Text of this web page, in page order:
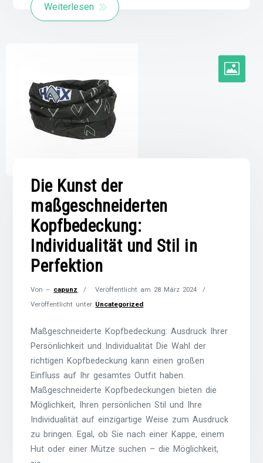
Weiterlesen
Die Kunst der
maßgeschneiderten
Kopfbedeckung:
Individualität und Stil in
Perfektion
Von – capunz Veröffentlicht am 28 März 2024
Veröffentlicht unter Uncategorized
Maßgeschneiderte Kopfbedeckung: Ausdruck Ihrer
Persönlichkeit und Individualität Die Wahl der
richtigen Kopfbedeckung kann einen großen
Einfluss auf Ihr gesamtes Outfit haben.
Maßgeschneiderte Kopfbedeckungen bieten die
Möglichkeit, Ihren persönlichen Stil und Ihre
Individualität auf einzigartige Weise zum Ausdruck
zu bringen. Egal, ob Sie nach einer Kappe, einem
Hut oder einer Mütze suchen – die Möglichkeit,